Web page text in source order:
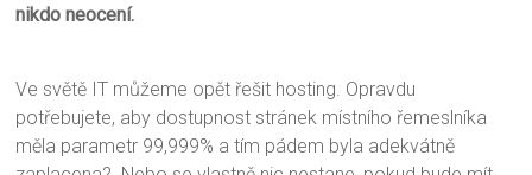
nikdo neocení.
Ve světě IT můžeme opět řešit hosting. Opravdu
potřebujete, aby dostupnost stránek místního řemeslníka
měla parametr 99,999% a tím pádem byla adekvátně